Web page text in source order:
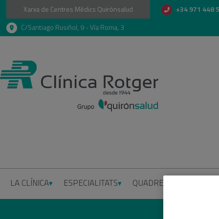
Xarxa de Centres Mèdics Quirónsalud
+34 971 448
C/Santiago Rusiñol, 9 - Vía Roma, 3
LA CLÍNICA ESPECIALITATS QUADRE MÈDIC